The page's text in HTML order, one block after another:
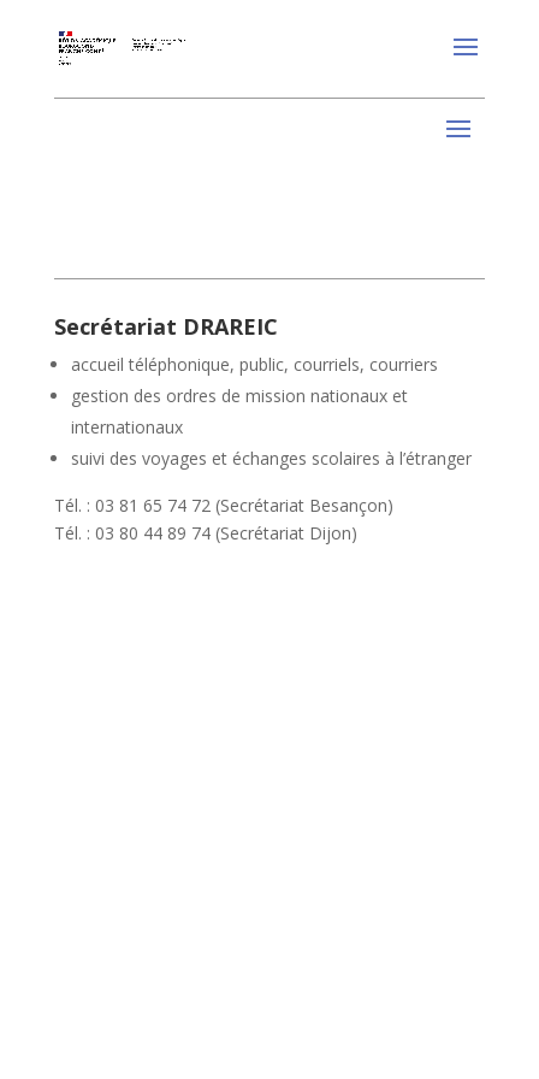
Secrétariat DRAREIC
accueil téléphonique, public, courriels, courriers
gestion des ordres de mission nationaux et
internationaux
suivi des voyages et échanges scolaires à l’étranger
Tél. : 03 81 65 74 72 (Secrétariat Besançon)
Tél. : 03 80 44 89 74 (Secrétariat Dijon)